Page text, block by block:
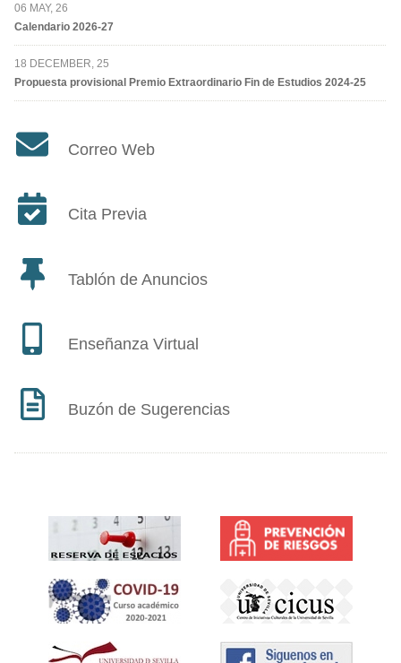
06 MAY, 26
Calendario 2026-27
18 DECEMBER, 25
Propuesta provisional Premio Extraordinario Fin de Estudios 2024-25
Correo Web
Cita Previa
Tablón de Anuncios
Enseñanza Virtual
Buzón de Sugerencias